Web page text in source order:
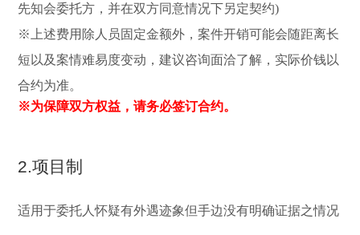
先知会委托方，并在双方同意情况下另定契约)
※上述费用除人员固定金额外，案件开销可能会随距离长
短以及案情难易度变动，建议咨询面洽了解，实际价钱以
合约为准。
※为保障双方权益，请务必签订合约。
2.项目制
适用于委托人怀疑有外遇迹象但手边没有明确证据之情况